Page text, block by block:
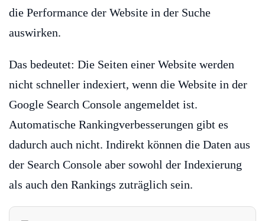
die Performance der Website in der Suche
auswirken.
Das bedeutet: Die Seiten einer Website werden
nicht schneller indexiert, wenn die Website in der
Google Search Console angemeldet ist.
Automatische Rankingverbesserungen gibt es
dadurch auch nicht. Indirekt können die Daten aus
der Search Console aber sowohl der Indexierung
als auch den Rankings zuträglich sein.